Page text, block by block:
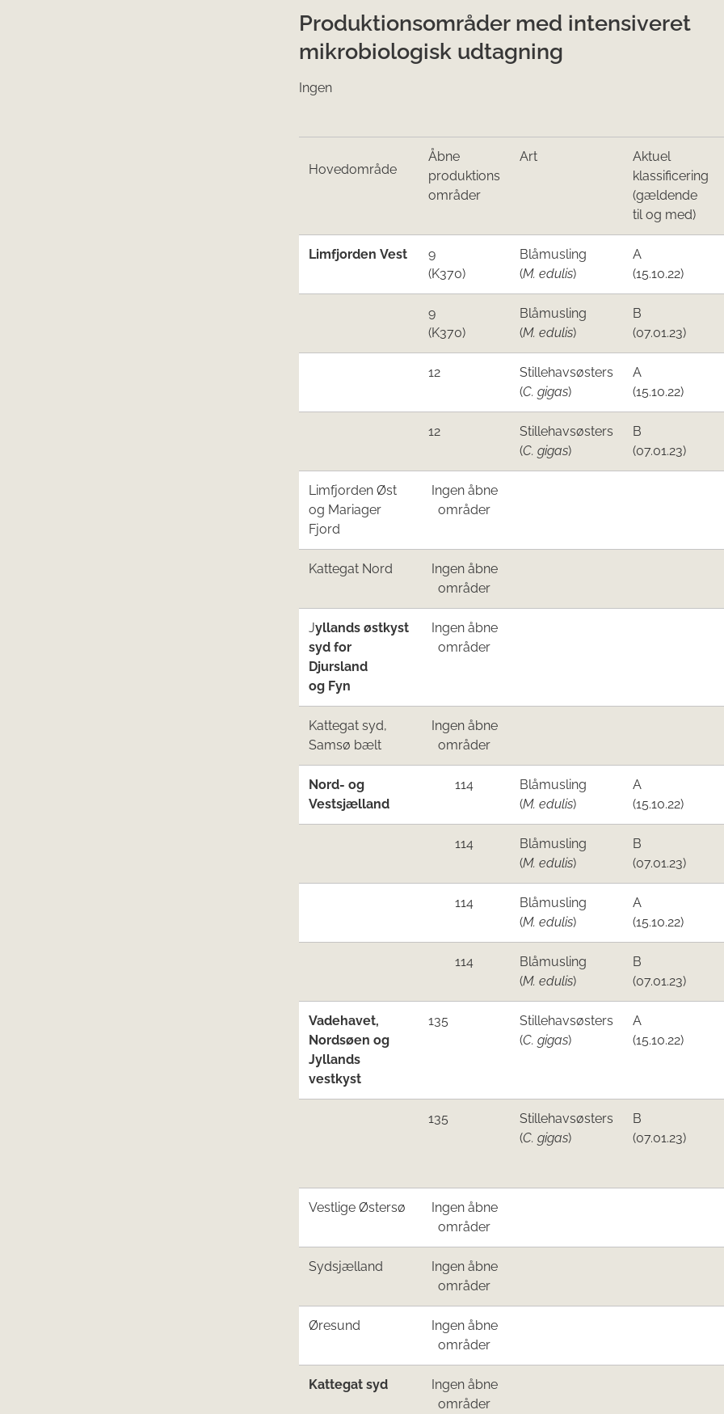
Produktionsområder med intensiveret
mikrobiologisk udtagning
Ingen
Hove​d​o​​mråde
Åbne​​
produktions​
o​mrå​der
Art
Aktuel
klassificering
(gældende
til og med)
Limfjorden Vest
​9
(K370)
Blåmusling
(M. edulis)​
​A
(15.10.22)
​9
(K370)
Blåmusling
(M. edulis)​
​B
(07.01.23)
​12
Stillehavsøsters
(C. gigas)​
​A
(15.10.22)
​12
Stillehavsøsters
(C. gigas)​
​B
(07.01.23)
Limfjorden Øst
og Mariager
Fjord
Ingen åbne
områder
Kattegat Nord
Ingen åbne
områder
Jyllands østkyst
syd for
Djursland
og Fyn
Ingen åbne
områder
Kattegat syd,
Samsø bælt
Ingen åbne
områd​er
Nord- og
Vestsjælland
​​​114
Blåmusling
​(M. edulis)
​A
(15.10.22)
​114
Blåmusling
​(M. edulis)​
​B
(07.01.23)​
​114
Blåmusling
​(M. edulis)​
A
(15.10.22)​
​114
Blåmusling
​(M. edulis)​
​B
(07.01.23)
Vadehavet,
Nordsøen ​og
Jyllands
vestkyst​
135​
Stillehavsøsters
(C. gigas)
A
(15.10.22)
​135
Stillehavsøsters
(C. gigas)​
​B
(07.01.23)
Vestlige Østersø​
Ingen åbne
områder​
​Sydsjælland
Ingen åbne
områder​
​Øresund
Ingen åbne
områder​
​Kattegat syd
Ingen åbne
områder